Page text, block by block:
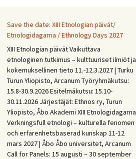
Save the date: XIII Etnologian päivät/
Etnologidagarna / Ethnology Days 2027
XIII Etnologian päivät Vaikuttava
etnologinen tutkimus – kulttuuriset ilmiöt ja
kokemuksellinen tieto 11.-12.3.2027 | Turku
Turun Yliopisto, Arcanum Työryhmäkutsu:
15.8-30.9.2026 Esitelmäkutsu: 15.10-
30.11.2026 Järjestäjät: Ethnos ry, Turun
Yliopisto, Åbo Akademi XIII Etnologidagarna
Verkningsfull etnologi – kulturella fenomen
och erfarenhetsbaserad kunskap 11-12
mars 2027 | Åbo Åbo universitet, Arcanum
Call for Panels: 15 augusti – 30 september